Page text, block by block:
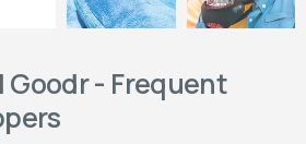
Goodr - Frequent